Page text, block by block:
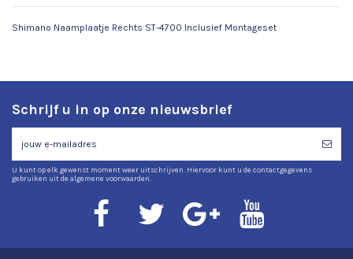
Shimano Naamplaatje Rechts ST-4700 Inclusief Montageset
Schrijf u in op onze nieuwsbrief
U kunt op elk gewenst moment weer uitschrijven. Hiervoor kunt u de contactgegevens
gebruiken uit de algemene voorwaarden.